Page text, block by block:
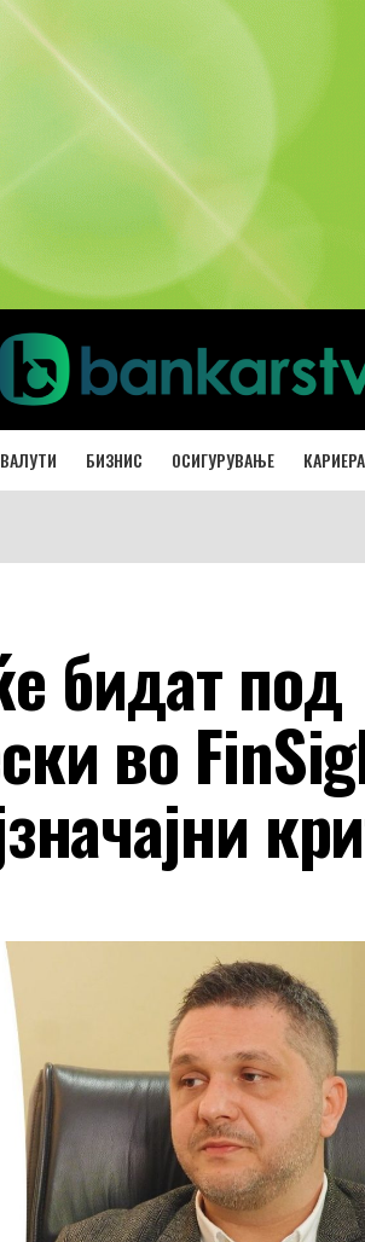
БИЗНИС ОСИГУРУВАЊЕ КАРИЕРА
бидат под
во